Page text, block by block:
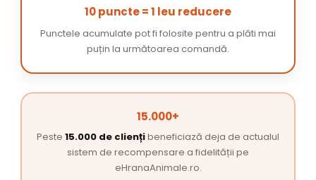
10 puncte = 1 leu reducere
Punctele acumulate pot fi folosite pentru a plăti mai
puțin la următoarea comandă.
15.000+
Peste 15.000 de cliențibeneficiază deja de actualul
sistem de recompensare a fidelității pe
eHranaAnimale.ro.